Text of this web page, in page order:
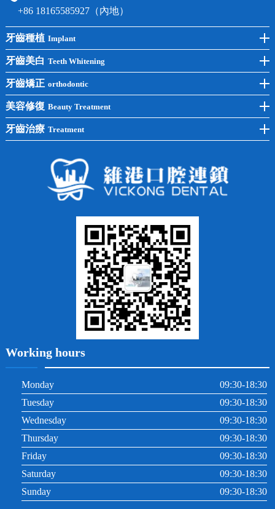
+86 18165585927（內地）
牙齒種植 Implant
前牙種植
後牙種植
單顆種植
半口種植
全口種植
牙齒美白 Teeth Whitening
冷光美白
洗牙
黃黑牙
常見問題
牙齒矯正 orthodontic
牙齒矯正
兒童矯正
牙列不齊
美容修復 Beauty Treatment
全瓷牙
牙齒治療 Treatment
牙齦出血
Working hours
Monday
09:30-18:30
Tuesday
09:30-18:30
Wednesday
09:30-18:30
Thursday
09:30-18:30
Friday
09:30-18:30
Saturday
09:30-18:30
Sunday
09:30-18:30